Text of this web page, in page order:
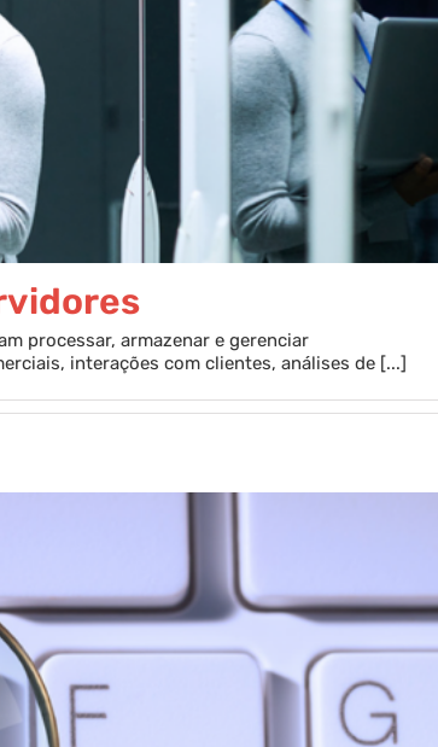
processar, armazenar e gerenciar
interações com clientes, análises de [...]